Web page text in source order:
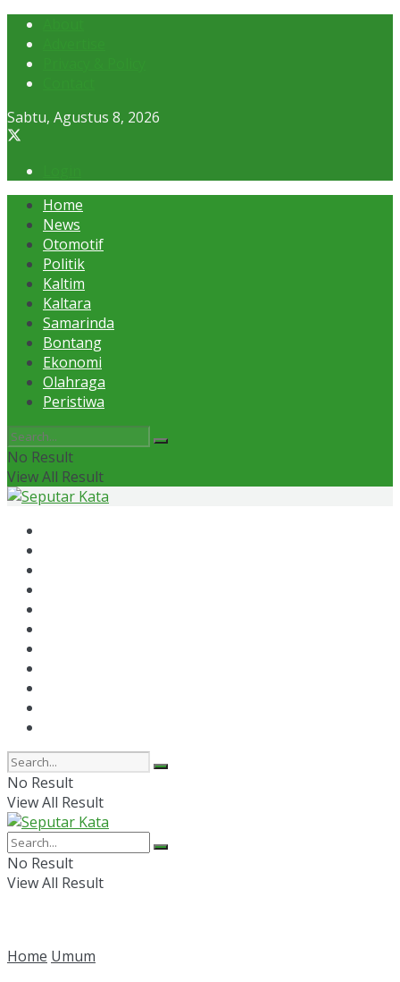
Sabtu, Agustus 8, 2026
Home
News
Otomotif
Politik
Kaltim
Kaltara
Samarinda
Bontang
Ekonomi
Olahraga
Peristiwa
No Result
View All Result
No Result
View All Result
No Result
View All Result
Home Umum